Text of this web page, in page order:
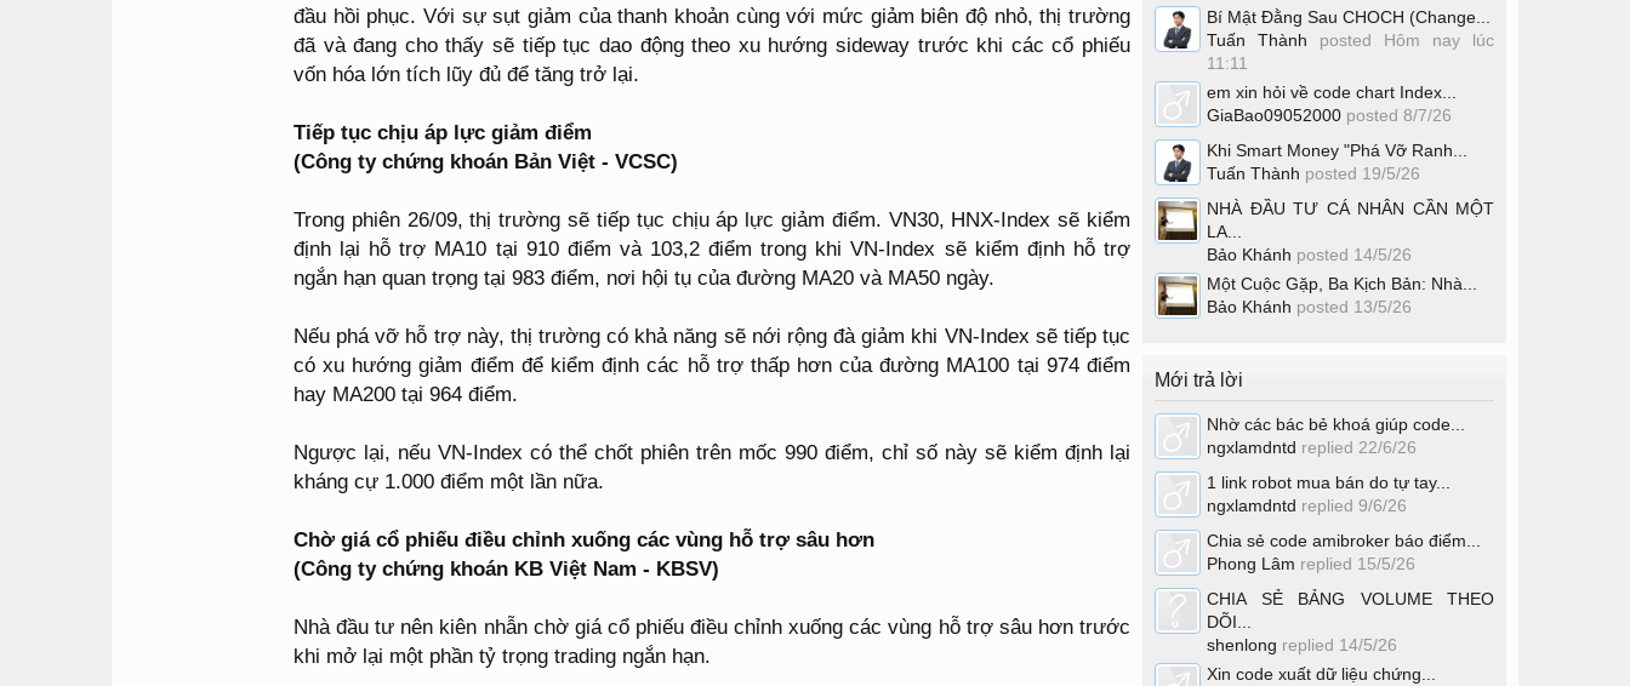
đầu hồi phục. Với sự sụt giảm của thanh khoản cùng với mức giảm biên độ nhỏ, thị trường
đã và đang cho thấy sẽ tiếp tục dao động theo xu hướng sideway trước khi các cổ phiếu
vốn hóa lớn tích lũy đủ để tăng trở lại.
Tiếp tục chịu áp lực giảm điểm
(Công ty chứng khoán Bản Việt - VCSC)
Trong phiên 26/09, thị trường sẽ tiếp tục chịu áp lực giảm điểm. VN30, HNX-Index sẽ kiểm
định lại hỗ trợ MA10 tại 910 điểm và 103,2 điểm trong khi VN-Index sẽ kiểm định hỗ trợ
ngắn hạn quan trọng tại 983 điểm, nơi hội tụ của đường MA20 và MA50 ngày.
Nếu phá vỡ hỗ trợ này, thị trường có khả năng sẽ nới rộng đà giảm khi VN-Index sẽ tiếp tục
có xu hướng giảm điểm để kiểm định các hỗ trợ thấp hơn của đường MA100 tại 974 điểm
hay MA200 tại 964 điểm.
Ngược lại, nếu VN-Index có thể chốt phiên trên mốc 990 điểm, chỉ số này sẽ kiểm định lại
kháng cự 1.000 điểm một lần nữa.
Chờ giá cổ phiếu điều chỉnh xuống các vùng hỗ trợ sâu hơn
(Công ty chứng khoán KB Việt Nam - KBSV)
Nhà đầu tư nên kiên nhẫn chờ giá cổ phiếu điều chỉnh xuống các vùng hỗ trợ sâu hơn trước
khi mở lại một phần tỷ trọng trading ngắn hạn.
Bí Mật Đằng Sau CHOCH (Change...
Tuấn Thành posted Hôm nay lúc
11:11
em xin hỏi về code chart Index...
GiaBao09052000 posted 8/7/26
Khi Smart Money "Phá Vỡ Ranh...
Tuấn Thành posted 19/5/26
NHÀ ĐẦU TƯ CÁ NHÂN CẦN MỘT
LA...
Bảo Khánh posted 14/5/26
Một Cuộc Gặp, Ba Kịch Bản: Nhà...
Bảo Khánh posted 13/5/26
Mới trả lời
Nhờ các bác bẻ khoá giúp code...
ngxlamdntd replied 22/6/26
1 link robot mua bán do tự tay...
ngxlamdntd replied 9/6/26
Chia sẻ code amibroker báo điểm...
Phong Lâm replied 15/5/26
CHIA SẺ BẢNG VOLUME THEO
DÕI...
shenlong replied 14/5/26
Xin code xuất dữ liệu chứng...